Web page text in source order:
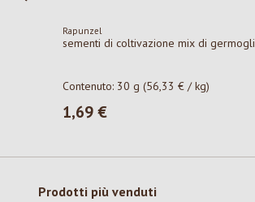
Rapunzel
sementi di coltivazione mix di germogli
Contenuto: 30 g(56,33 € / kg)
Prezzo normale:
1,69 €
Salta la galleria dei prodotti
Prodotti più venduti